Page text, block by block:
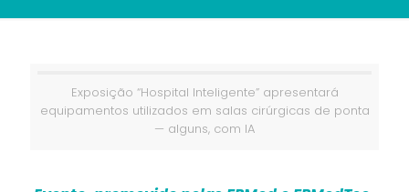
Exposição “Hospital Inteligente” apresentará
equipamentos utilizados em salas cirúrgicas de ponta
— alguns, com IA